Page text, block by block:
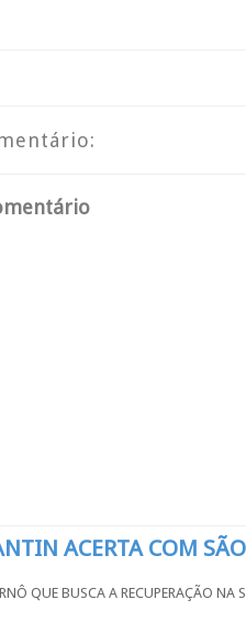
ACERTA COM
QUE BUSCA A RECUPERAÇÃO